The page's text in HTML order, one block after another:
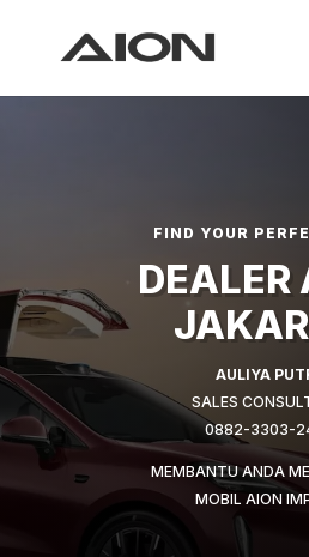
FIND YOUR
DEALER
AULIYA
SALES
0882-3303-
MEMBANTU ANDA
MOBIL AION